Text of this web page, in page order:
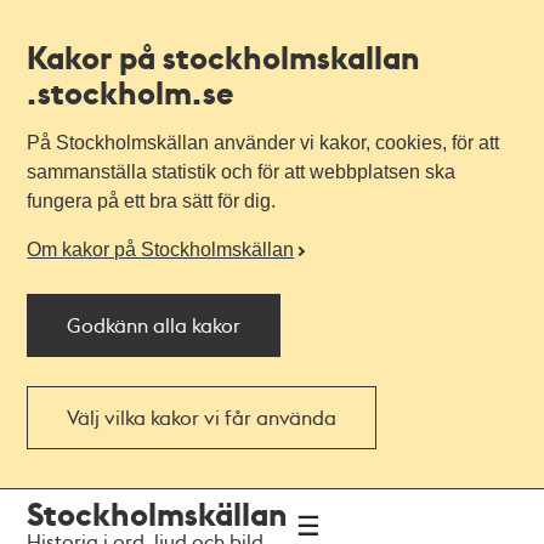
Kakor på stockholmskallan
.stockholm.se
På Stockholmskällan använder vi kakor, cookies, för att
sammanställa statistik och för att webbplatsen ska
fungera på ett bra sätt för dig.
Om kakor på Stockholmskällan
Godkänn alla kakor
Välj vilka kakor vi får använda
navigationen
huvudinnehållet
Stockholmskällan